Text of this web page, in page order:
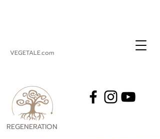
VEGETALE.com
REGENERATION